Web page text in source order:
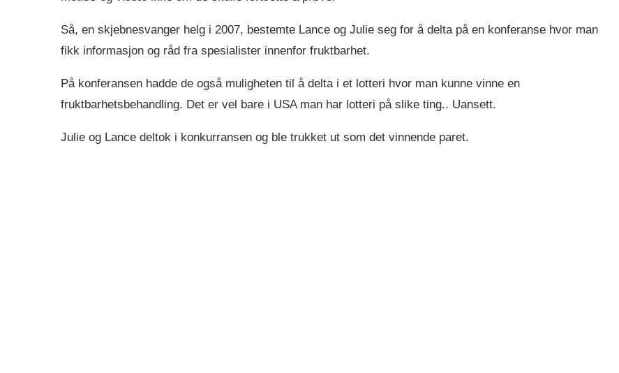
Så, en skjebnesvanger helg i 2007, bestemte Lance og Julie seg for å delta på en konferanse hvor man
fikk informasjon og råd fra spesialister innenfor fruktbarhet.
På konferansen hadde de også muligheten til å delta i et lotteri hvor man kunne vinne en
fruktbarhetsbehandling. Det er vel bare i USA man har lotteri på slike ting.. Uansett.
Julie og Lance deltok i konkurransen og ble trukket ut som det vinnende paret.